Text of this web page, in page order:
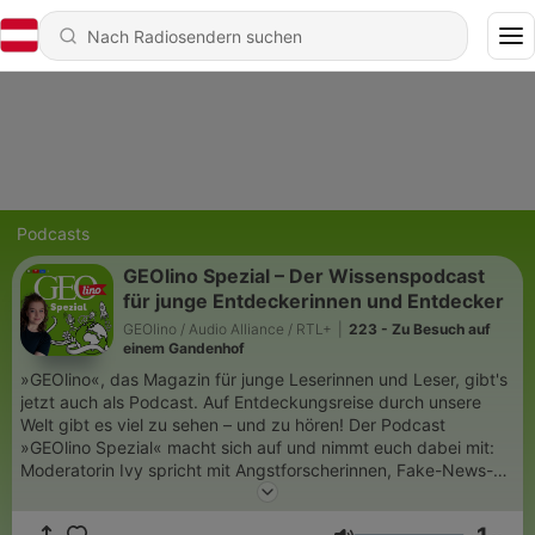
Podcasts
GEOlino Spezial – Der Wissenspodcast
für junge Entdeckerinnen und Entdecker
GEOlino / Audio Alliance / RTL+
223 - Zu Besuch auf
einem Gandenhof
»GEOlino«, das Magazin für junge Leserinnen und Leser, gibt's
jetzt auch als Podcast. Auf Entdeckungsreise durch unsere
Welt gibt es viel zu sehen – und zu hören! Der Podcast
»GEOlino Spezial« macht sich auf und nimmt euch dabei mit:
Moderatorin Ivy spricht mit Angstforscherinnen, Fake-News-
Entlarvern und Fridays for Future-Aktivistinnen. Warum ist